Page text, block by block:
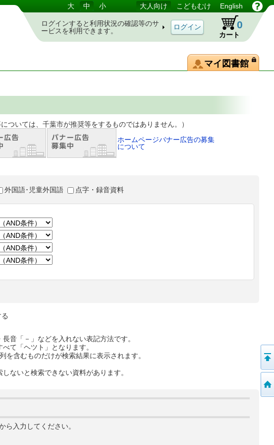
大 中 小 大人向け こどもむけ English
ログインすると利用状況の確認等のサ
ービスを利用できます。
カート
0
マイ図書館
が推奨等をするものではありません。）
ホームページバナー広告の募集
について
外国語･児童外国語 点字・録音資料
音「－」などを入れない表記方法です。
て「ヘツト」となります。
を含むものだけが検索結果に表示されます。
ないと検索できない資料があります。
入力してください。